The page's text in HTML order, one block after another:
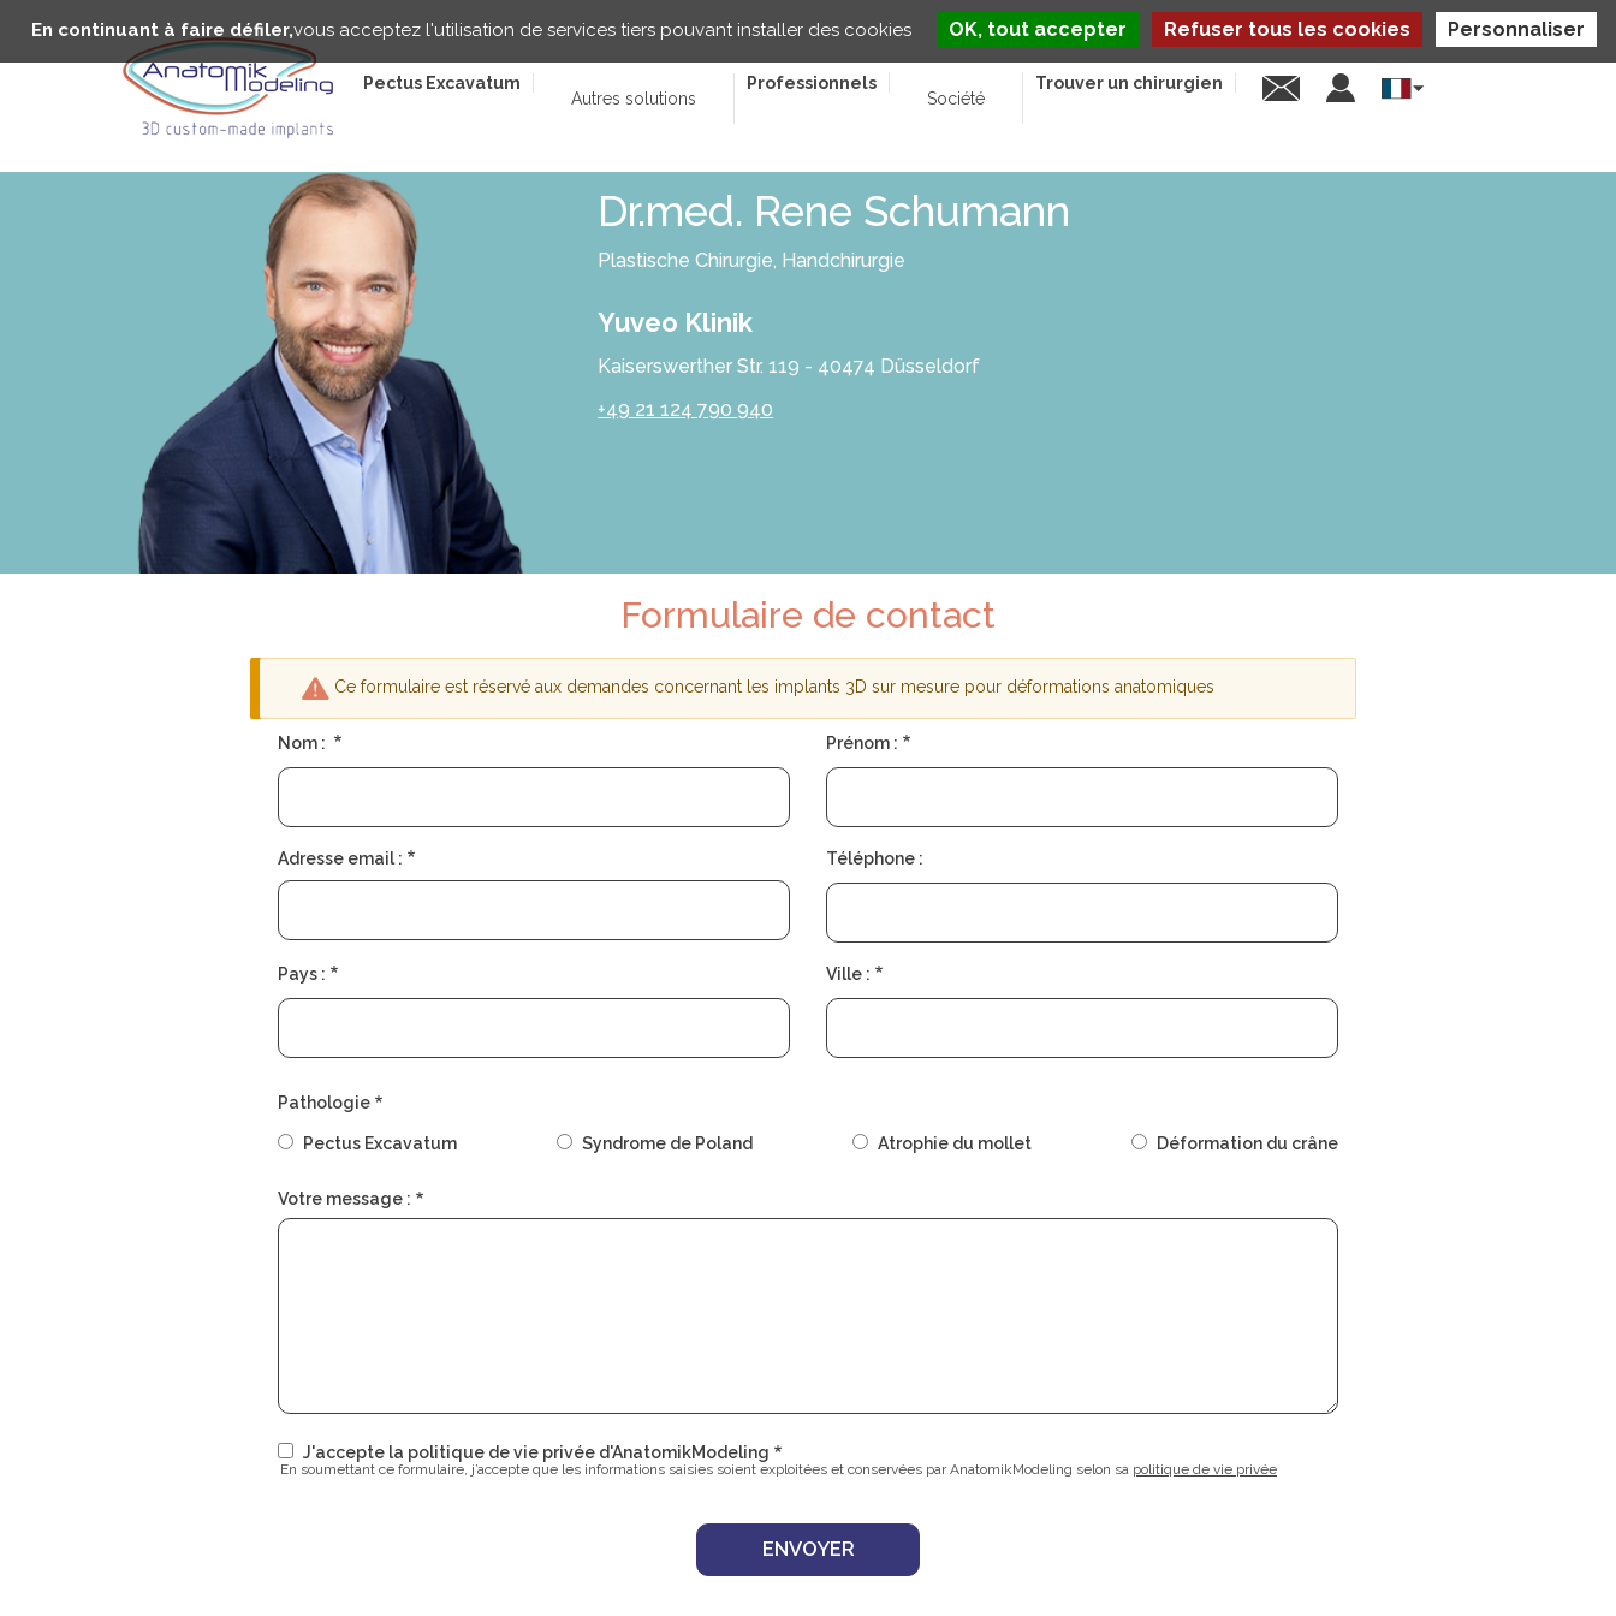
principal
Pectus Excavatum
Autres solutions
Professionnels
Société
Trouver un chirurgien
Select
your
Dr.med. Rene Schumann
Plastische Chirurgie, Handchirurgie
Yuveo Klinik
Kaiserswerther Str. 119 - 40474 Düsseldorf
+49 21 124 790 940
Formulaire de contact
Message
d'avertissement
Ce formulaire est réservé aux demandes concernant les implants 3D sur mesure pour déformations anatomiques
Nom : Prénom :
Adresse email : Téléphone :
Pays : Ville :
Pathologie
Pectus Excavatum Syndrome de Poland Atrophie du mollet Déformation du crâne
Votre message :
J'accepte la politique de vie privée d'AnatomikModeling
En soumettant ce formulaire, j’accepte que les informations saisies soient exploitées et conservées par AnatomikModeling selon sa politique de vie privée
En continuant à faire défiler,vous acceptez l'utilisation de services tiers pouvant installer des cookies OK, tout accepter Refuser tous les cookies Personnaliser